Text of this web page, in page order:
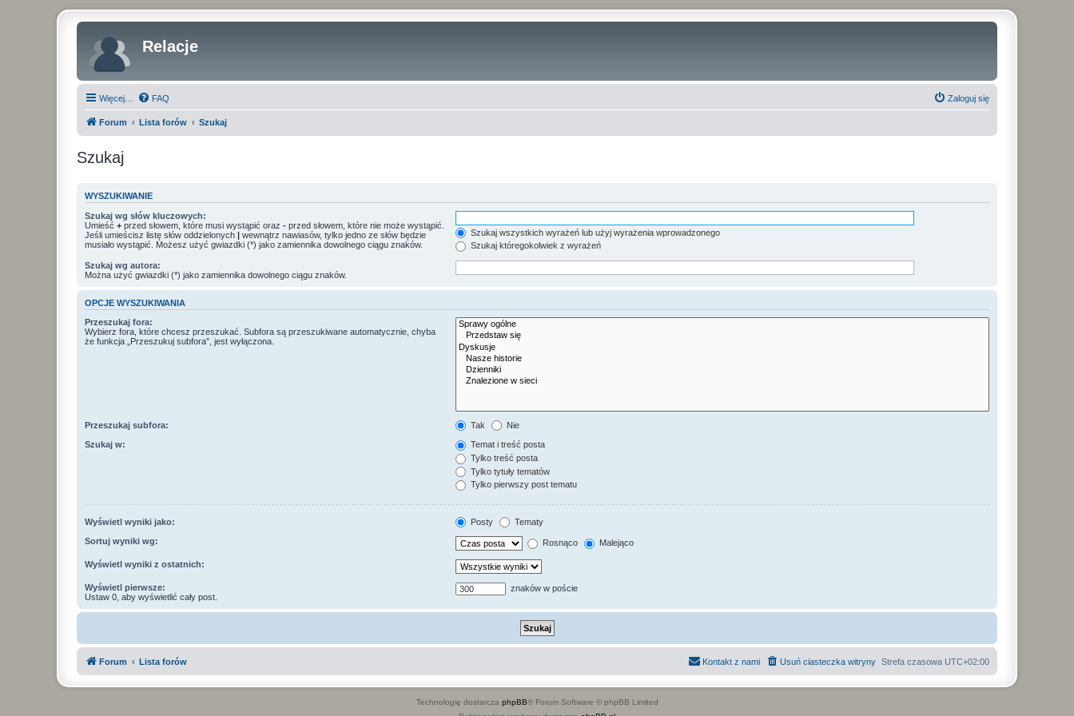
Relacje
Więcej… FAQ Zaloguj się
Forum Lista forów Szukaj
Szukaj
WYSZUKIWANIE
Szukaj wg słów kluczowych:
Umieść + przed słowem, które musi wystąpić oraz - przed słowem, które nie może wystąpić.
Jeśli umieścisz listę słów oddzielonych | wewnątrz nawiasów, tylko jedno ze słów będzie
musiało wystąpić. Możesz użyć gwiazdki (*) jako zamiennika dowolnego ciągu znaków.
Szukaj wszystkich wyrażeń lub użyj wyrażenia wprowadzonego
Szukaj któregokolwiek z wyrażeń
Szukaj wg autora:
Można użyć gwiazdki (*) jako zamiennika dowolnego ciągu znaków.
OPCJE WYSZUKIWANIA
Przeszukaj fora:
Wybierz fora, które chcesz przeszukać. Subfora są przeszukiwane automatycznie, chyba
że funkcja „Przeszukuj subfora”, jest wyłączona.
Przeszukaj subfora: Tak Nie
Szukaj w:
Temat i treść posta
Tylko treść posta
Tylko tytuły tematów
Tylko pierwszy post tematu
Wyświetl wyniki jako: Posty Tematy
Sortuj wyniki wg: Rosnąco Malejąco
Wyświetl wyniki z ostatnich:
Wyświetl pierwsze:
Ustaw 0, aby wyświetlić cały post.
znaków w poście
Forum Lista forów Strefa czasowa UTC+02:00
Usuń ciasteczka witryny
Kontakt z nami
Technologię dostarcza phpBB® Forum Software © phpBB Limited